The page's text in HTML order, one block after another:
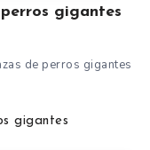
gigantes
de perros gigantes
gigantes